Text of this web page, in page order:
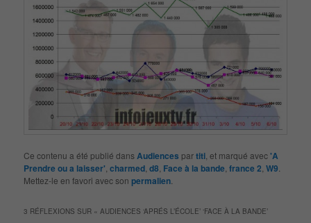
Ce contenu a été publié dansAudiences partiti, et marqué avec'A
Prendre ou a laisser',charmed,d8, Face à la bande,france 2,W9.
Mettez-le en favori avec sonpermalien.
3 RÉFLEXIONS SUR « AUDIENCES ‘APRÉS L’ÉCOLE’ ‘FACE À LA BANDE’